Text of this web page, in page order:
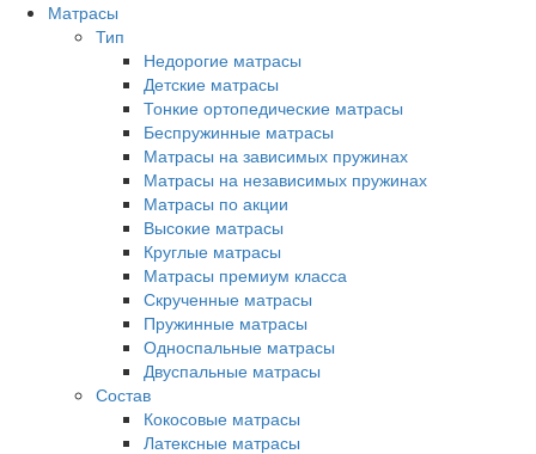
Матрасы
Тип
Недорогие матрасы
Детские матрасы
Тонкие ортопедические матрасы
Беспружинные матрасы
Матрасы на зависимых пружинах
Матрасы на независимых пружинах
Матрасы по акции
Высокие матрасы
Круглые матрасы
Матрасы премиум класса
Скрученные матрасы
Пружинные матрасы
Односпальные матрасы
Двуспальные матрасы
Состав
Кокосовые матрасы
Латексные матрасы